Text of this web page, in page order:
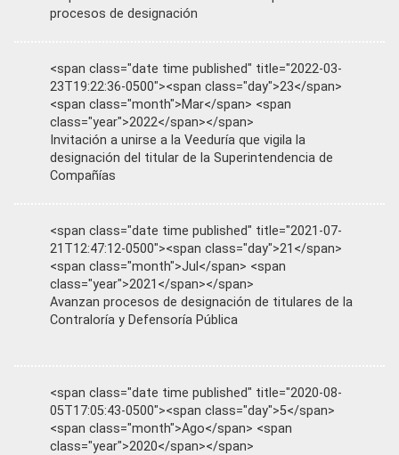
procesos de designación
<span class="date time published" title="2022-03-
23T19:22:36-0500"><span class="day">23</span>
<span class="month">Mar</span> <span
class="year">2022</span></span>
Invitación a unirse a la Veeduría que vigila la
designación del titular de la Superintendencia de
Compañías
<span class="date time published" title="2021-07-
21T12:47:12-0500"><span class="day">21</span>
<span class="month">Jul</span> <span
class="year">2021</span></span>
Avanzan procesos de designación de titulares de la
Contraloría y Defensoría Pública
<span class="date time published" title="2020-08-
05T17:05:43-0500"><span class="day">5</span>
<span class="month">Ago</span> <span
class="year">2020</span></span>